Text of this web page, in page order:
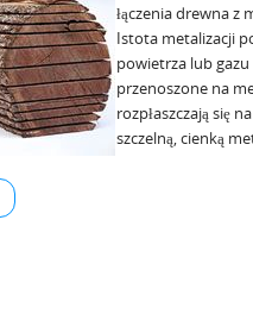
łączenia drewna z
Istota metalizacji
powietrza lub
przenoszone na
rozpłaszczają się
szczelną, cienką